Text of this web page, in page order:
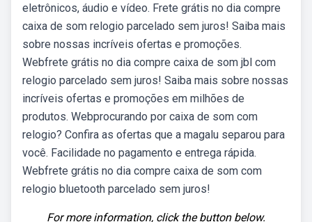
eletrônicos, áudio e vídeo. Frete grátis no dia compre
caixa de som relogio parcelado sem juros! Saiba mais
sobre nossas incríveis ofertas e promoções.
Webfrete grátis no dia compre caixa de som jbl com
relogio parcelado sem juros! Saiba mais sobre nossas
incríveis ofertas e promoções em milhões de
produtos. Webprocurando por caixa de som com
relogio? Confira as ofertas que a magalu separou para
você. Facilidade no pagamento e entrega rápida.
Webfrete grátis no dia compre caixa de som com
relogio bluetooth parcelado sem juros!
For more information, click the button below.